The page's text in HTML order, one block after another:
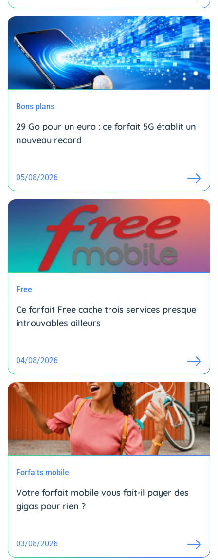
Bons plans
29 Go pour un euro : ce forfait 5G établit un
nouveau record
05/08/2026
Free
Ce forfait Free cache trois services presque
introuvables ailleurs
04/08/2026
Forfaits mobile
Votre forfait mobile vous fait-il payer des
gigas pour rien ?
03/08/2026